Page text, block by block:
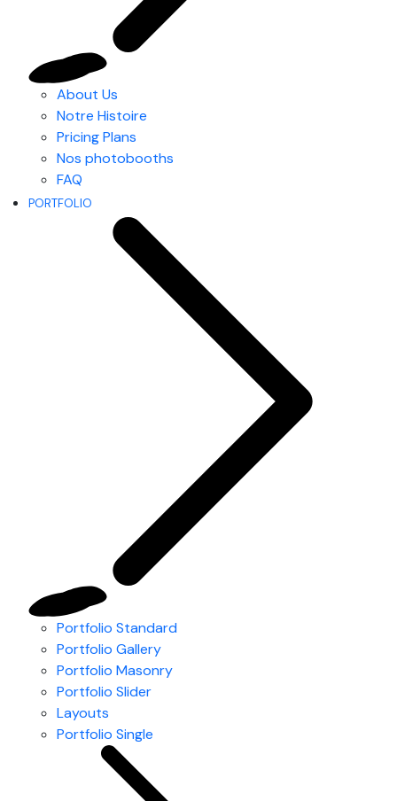
About Us
Notre Histoire
Pricing Plans
Nos photobooths
FAQ
PORTFOLIO
Portfolio Standard
Portfolio Gallery
Portfolio Masonry
Portfolio Slider
Layouts
Portfolio Single